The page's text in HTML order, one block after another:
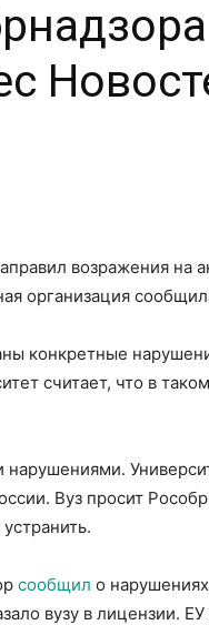
возражения на
организация
конкретные
считает, что в
Вуз просит
сообщил о
вузу в лицензии.